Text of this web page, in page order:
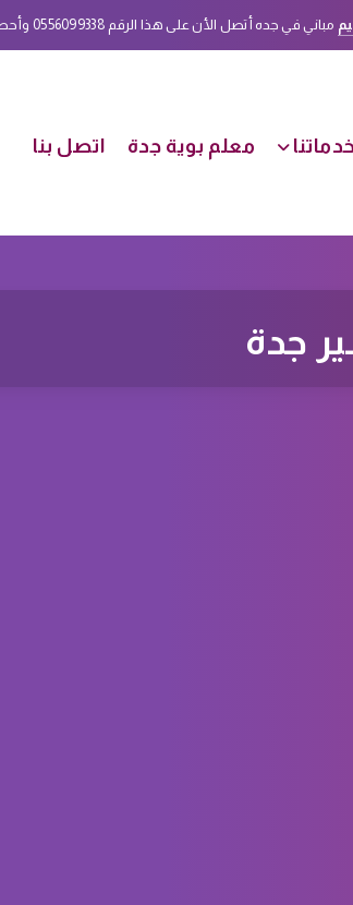
مباني في جده أتصل الأن على هذا الرقم 0556099338 وأحصل على أقل سعر.
خدماتنا معلم بوية جدة اتصل بنا
جدة